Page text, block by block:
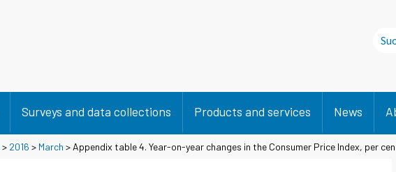
Surveys and data collections Products and services News
> 2016 > March > Appendix table 4. Year-on-year changes in the Consumer Price Index, per